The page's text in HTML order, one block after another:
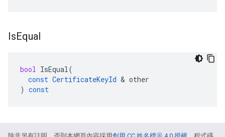
IsEqual
bool IsEqual(
const CertificateKeyId & other
) const